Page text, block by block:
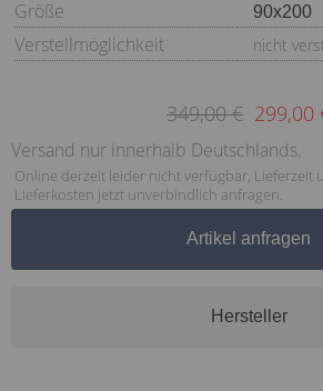
Größe
Verstellmöglichkeit
nicht
349,00 € 299,00
Versand nur innerhalb Deutschlands.
Online derzeit leider nicht verfügbar, Lieferzeit
Lieferkosten jetzt unverbindlich anfragen.
Artikel anfragen
Hersteller